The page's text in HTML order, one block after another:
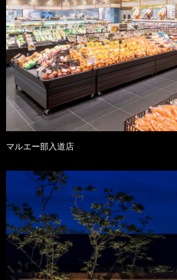
マルエー部入道店